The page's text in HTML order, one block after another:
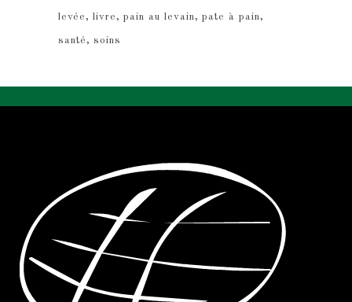
levée livre pain au levain pate à pain
santé soins